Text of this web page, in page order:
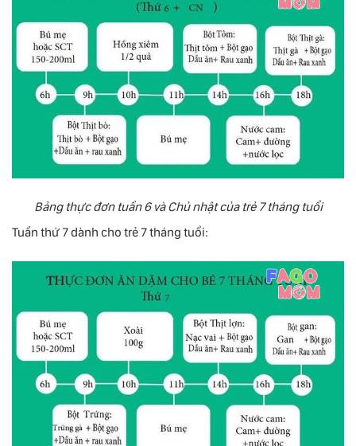
Bảng thực đơn tuần 6 và Chủ nhật của trẻ 7 tháng tuổi
Tuần thứ 7 dành cho trẻ 7 tháng tuổi: